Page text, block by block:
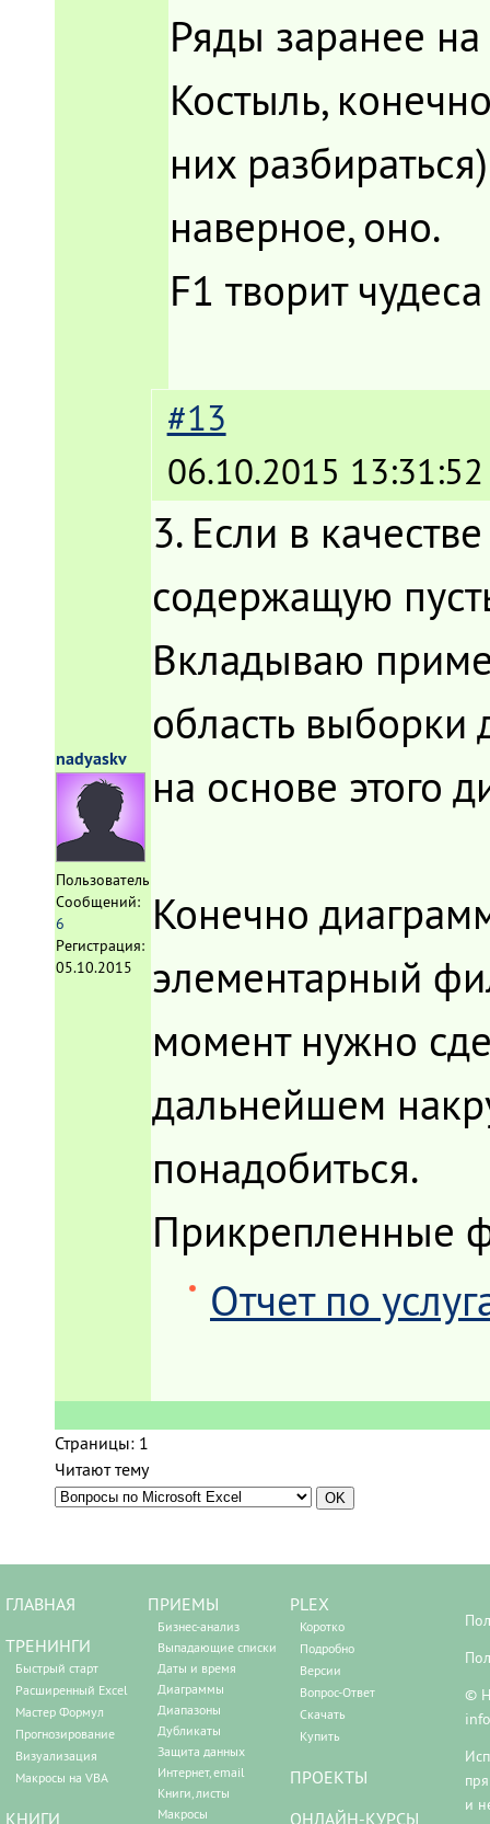
Ряды заранее
Костыль,
них
наверное, оно.
F1 творит чудеса
nadyaskv
Пользователь
Сообщений:
6
Регистрация:
05.10.2015
#13
06.10.2015 13:31:52
3. Если в
содержащую
Вкладываю
область выборки
на основе этого
Конечно
элементарный
момент нужно
дальнейшем
понадобиться.
Прикрепленные
Отчет по
Страницы: 1
Читают тему
ГЛАВНАЯ
ТРЕНИНГИ
Быстрый старт
Расширенный Excel
Мастер Формул
Прогнозирование
Визуализация
Макросы на VBA
КНИГИ
ПРИЕМЫ
Бизнес-анализ
Выпадающие списки
Даты и время
Диаграммы
Диапазоны
Дубликаты
Защита данных
Интернет, email
Книги, листы
Макросы
PLEX
Коротко
Подробно
Версии
Вопрос-Ответ
Скачать
Купить
ПРОЕКТЫ
ОНЛАЙН-КУРСЫ
©
и